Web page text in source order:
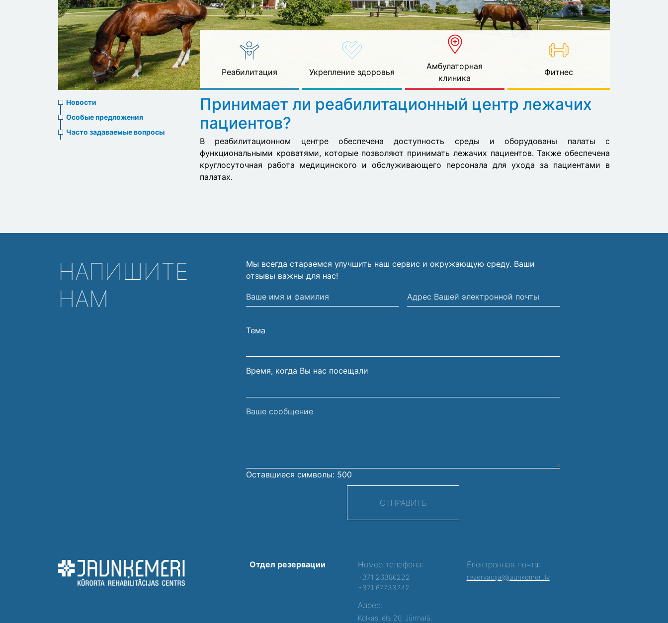
Реабилитация Укрепление здоровья
Амбулаторная
клиника
Фитнес
News
menu
Новости
Особые предложения
Часто задаваемые вопросы
Принимает ли реабилитационный центр лежачих
пациентов?
В реабилитационном центре обеспечена доступность среды и оборудованы палаты с
функциональными кроватями, которые позволяют принимать лежачих пациентов. Также обеспечена
круглосуточная работа медицинского и обслуживающего персонала для ухода за пациентами в
палатах.
НАПИШИТЕ
НАМ
Мы всегда стараемся улучшить наш сервис и окружающую среду. Ваши
отзывы важны для нас!
Ваше
имя
фамилия
Адрес
Вашей
Тема
Время, когда Вы нас посещали
Ваше
Оставшиеся символы: 500
ОТПРАВИТЬ
Отдел резервации Номер телефона:
+371 26386222
+371 67733242
Адрес:
Kolkas iela 20, Jūrmalā,
Електронная почта:
rezervacija@jaunkemeri.lv